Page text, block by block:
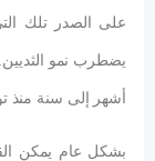
على الصدر تلك
يضطرب نمو الثديين.
أشهر إلى سنة منذ
بشكل عام يمكن